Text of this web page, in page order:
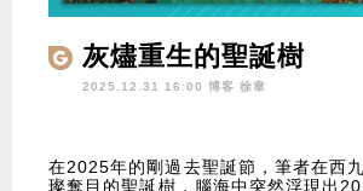
灰燼重生的聖誕樹
2025.12.31 16:00 博客 徐韋
在2025年的剛過去聖誕節，筆者在西
璨奪目的聖誕樹，腦海中突然浮現出